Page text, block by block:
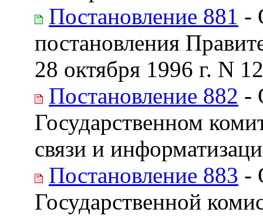
Постановление 881 -
постановления
28 октября 1996 г. N
Постановление 882 -
Государственном
связи и
Постановление 883 -
Государственной